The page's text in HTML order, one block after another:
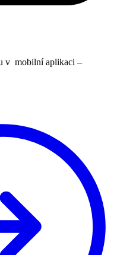
v mobilní aplikaci –